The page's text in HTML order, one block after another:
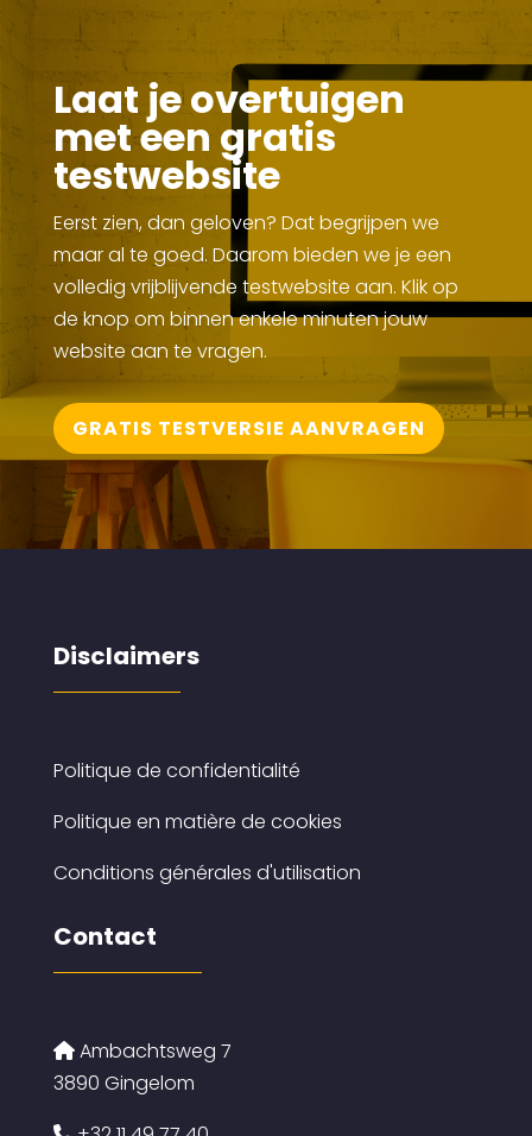
Laat je overtuigen
met een gratis
testwebsite
Eerst zien, dan geloven? Dat begrijpen we
maar al te goed. Daarom bieden we je een
volledig vrijblijvende testwebsite aan. Klik op
de knop om binnen enkele minuten jouw
website aan te vragen.
GRATIS TESTVERSIE AANVRAGEN
Disclaimers
Politique de confidentialité
Politique en matière de cookies
Conditions générales d'utilisation
Contact
Ambachtsweg 7
3890 Gingelom